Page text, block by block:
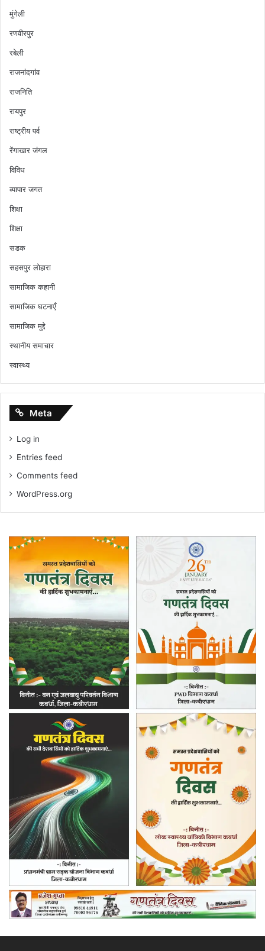
मुंगेली
रणवीरपुर
रबेली
राजनांदगांव
राजनिति
रायपुर
राष्ट्रीय पर्व
रेंगाखार जंगल
विविध
व्यापार जगत
शिक्षा
शिक्षा
सडक
सहसपुर लोहारा
सामाजिक कहानी
सामाजिक घटनाएँ
सामाजिक मुद्दे
स्थानीय समाचार
स्वास्थ्य
Meta
Log in
Entries feed
Comments feed
WordPress.org